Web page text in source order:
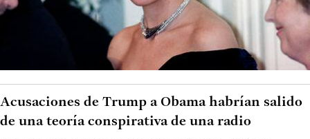
Acusaciones de Trump a Obama habrían salido
de una teoría conspirativa de una radio